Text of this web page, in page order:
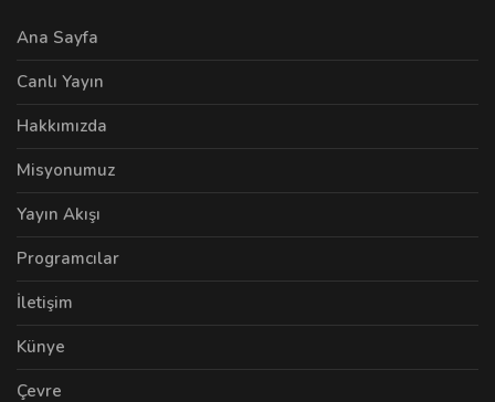
Ana Sayfa
Canlı Yayın
Hakkımızda
Misyonumuz
Yayın Akışı
Programcılar
İletişim
Künye
Çevre